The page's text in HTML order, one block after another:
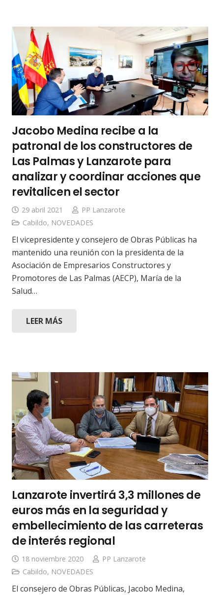
Jacobo Medina recibe a la
patronal de los constructores de
Las Palmas y Lanzarote para
analizar y coordinar acciones que
revitalicen el sector
29 abril 2021
PP Lanzarote
Cabildo, NOVEDADES
El vicepresidente y consejero de Obras Públicas ha
mantenido una reunión con la presidenta de la
Asociación de Empresarios Constructores y
Promotores de Las Palmas (AECP), María de la
Salud…
LEER MÁS
Lanzarote invertirá 3,3 millones de
euros más en la seguridad y
embellecimiento de las carreteras
de interés regional
18 noviembre 2020
PP Lanzarote
Cabildo, NOVEDADES
El consejero de Obras Públicas, Jacobo Medina,